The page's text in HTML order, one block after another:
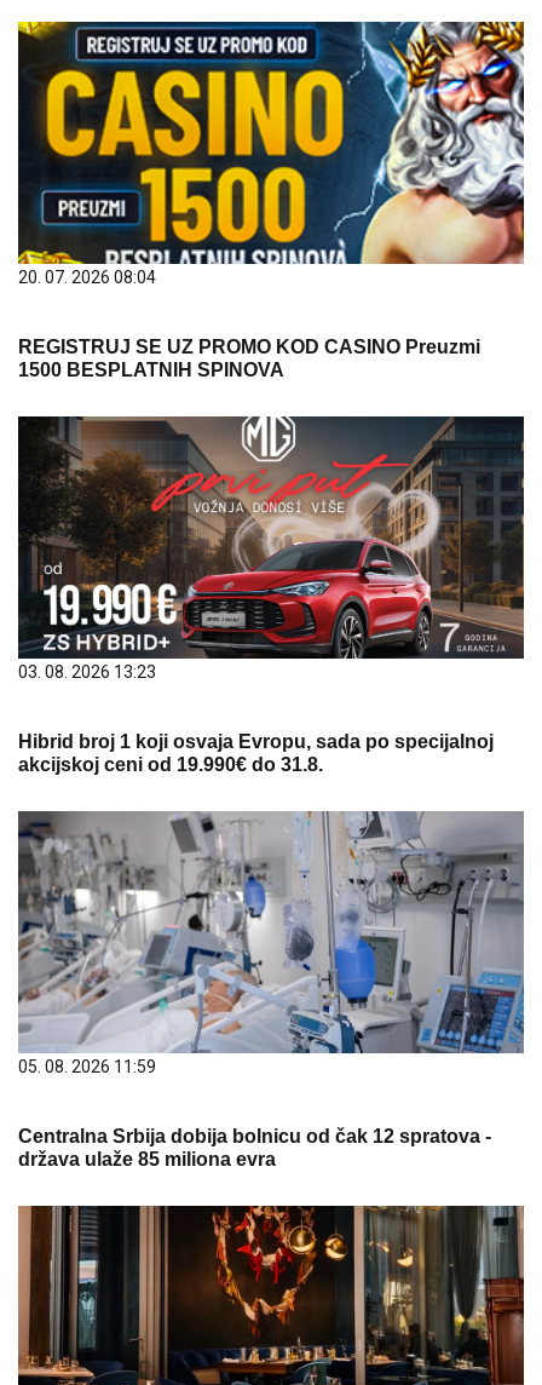
20. 07. 2026 08:04
REGISTRUJ SE UZ PROMO KOD CASINO Preuzmi
1500 BESPLATNIH SPINOVA
03. 08. 2026 13:23
Hibrid broj 1 koji osvaja Evropu, sada po specijalnoj
akcijskoj ceni od 19.990€ do 31.8.
05. 08. 2026 11:59
Centralna Srbija dobija bolnicu od čak 12 spratova -
država ulaže 85 miliona evra